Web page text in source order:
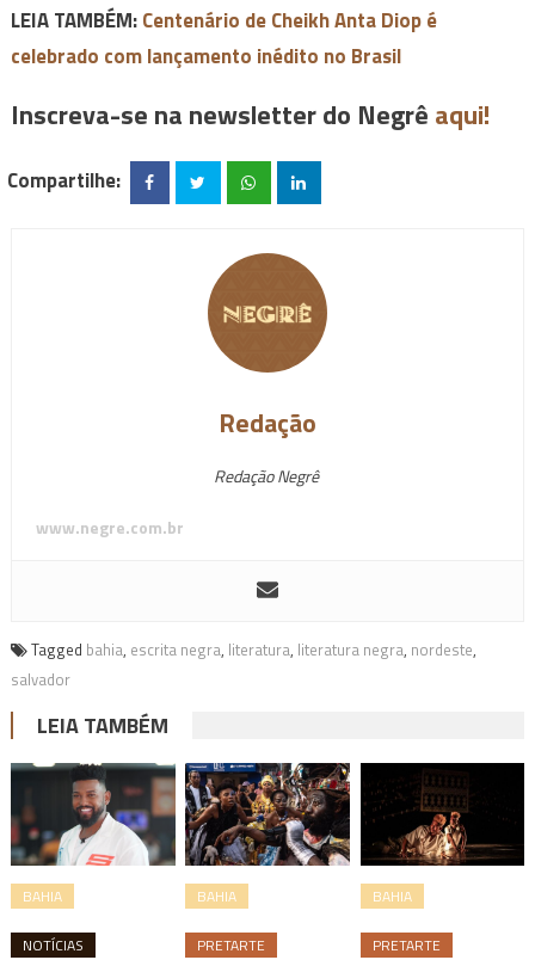
LEIA TAMBÉM:Centenário de Cheikh Anta Diop é
celebrado com lançamento inédito no Brasil
Inscreva-se na newsletter do Negrê aqui!
Compartilhe:
Redação
Redação Negrê
www.negre.com.br
Tagged bahia, escrita negra, literatura, literatura negra, nordeste,
salvador
LEIA TAMBÉM
BAHIA
NOTÍCIAS
BAHIA
PRETARTE
BAHIA
PRETARTE